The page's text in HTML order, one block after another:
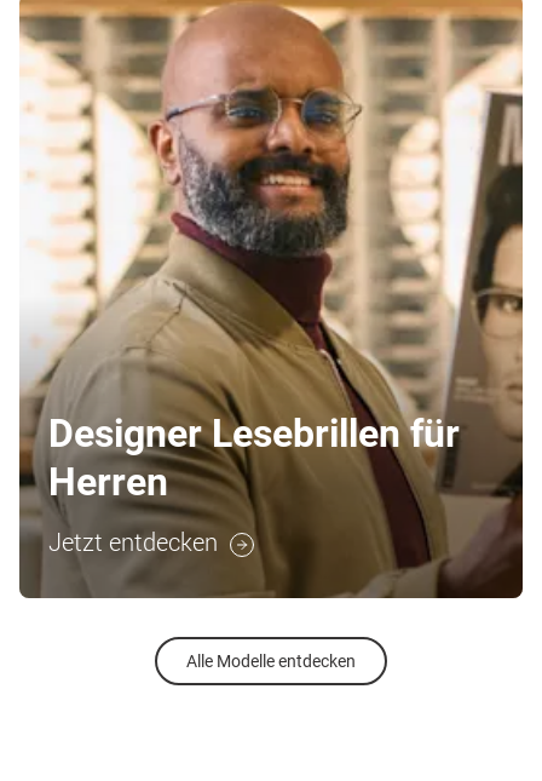
Designer Lesebrillen für
Herren
Jetzt entdecken
Alle Modelle entdecken